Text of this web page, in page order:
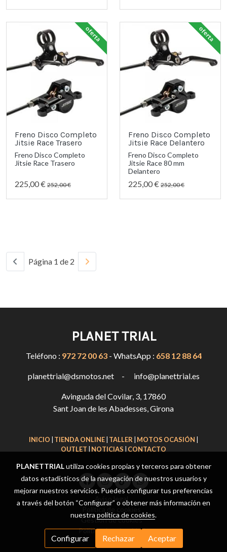
Freno Disco Completo
Jitsie Race Trasero
Freno Disco Completo
Jitsie Race Trasero
225,00 € 252,00 €
oferta
Freno Disco Completo
Jitsie Race Delantero
Freno Disco Completo
Jitsie Race 80 mm
Delantero
225,00 € 252,00 €
oferta
Página 1 de 2
PLANET TRIAL
Teléfono : 972 72 00 63- WhatsApp : 658 12 88 64
planettrial@dsmotos.net - info@planettrial.es
Avinguda del Covilar, 3, 17860
Sant Joan de les Abadesses, Girona
INICIO TIENDA ONLINE TALLER MOTOS OCASIÓN
OUTLET
NOTICIAS CONTACTO
Aviso legal
Política de cookies
Gestión de cookies
Política de privacidad
PLANETTRIALutiliza cookies propias y terceros para obtener
datos estadísticos de la navegación de nuestros usuarios y
mejorar nuestros servicios. Puedes configurar tus preferencias
a través del botón “Configurar” o obtener más información en
nuestra política de cookies.
Configurar Rechazar Aceptar